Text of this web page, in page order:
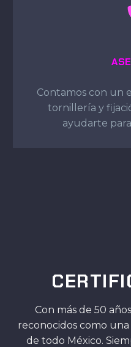
Contamos con un
tornillería y
ayudarte
Con más de 50
reconocidos como
de todo México.